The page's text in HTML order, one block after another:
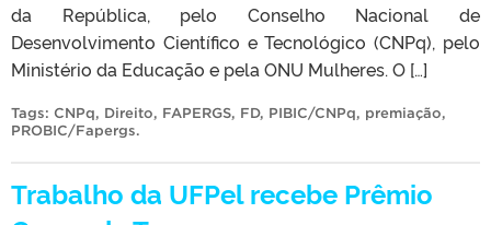
da República, pelo Conselho Nacional de
Desenvolvimento Científico e Tecnológico (CNPq), pelo
Ministério da Educação e pela ONU Mulheres. O […]
Tags: CNPq, Direito, FAPERGS, FD, PIBIC/CNPq, premiação,
PROBIC/Fapergs.
Trabalho da UFPel recebe Prêmio